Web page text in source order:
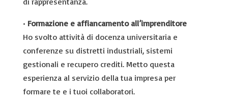
• Formazione e affiancamento all’imprenditore
Ho svolto attività di docenza universitaria e
conferenze su distretti industriali, sistemi
gestionali e recupero crediti. Metto questa
esperienza al servizio della tua impresa per
formare te e i tuoi collaboratori.